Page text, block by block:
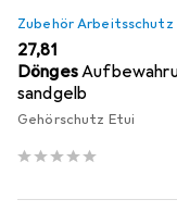
Zubehör Arbeitsschutz
EUR
27,81
Dönges
sandgelb
Gehörschutz Etui